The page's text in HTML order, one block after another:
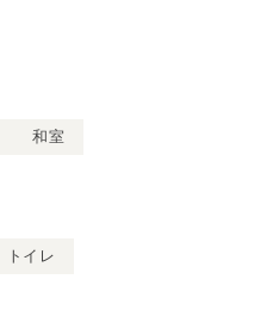
和室
トイレ